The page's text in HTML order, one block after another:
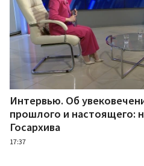
Интервью. Об
прошлого и настоящего:
Госархива
17:37